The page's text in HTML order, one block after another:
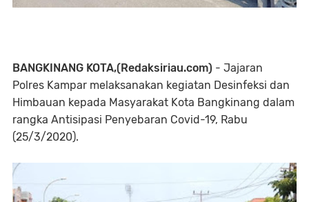
BANGKINANG KOTA,(Redaksiriau.com) - Jajaran
Polres Kampar melaksanakan kegiatan Desinfeksi dan
Himbauan kepada Masyarakat Kota Bangkinang dalam
rangka Antisipasi Penyebaran Covid-19, Rabu
(25/3/2020).